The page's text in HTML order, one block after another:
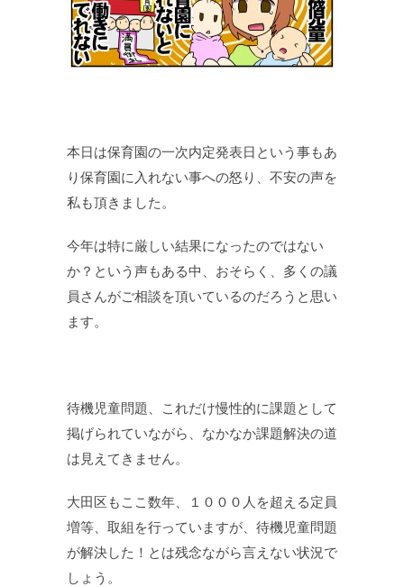
本日は保育園の一次内定発表日という事もあ
り保育園に入れない事への怒り、不安の声を
私も頂きました。
今年は特に厳しい結果になったのではない
か？という声もある中、おそらく、多くの議
員さんがご相談を頂いているのだろうと思い
ます。
待機児童問題、これだけ慢性的に課題として
掲げられていながら、なかなか課題解決の道
は見えてきません。
大田区もここ数年、１０００人を超える定員
増等、取組を行っていますが、待機児童問題
が解決した！とは残念ながら言えない状況で
しょう。